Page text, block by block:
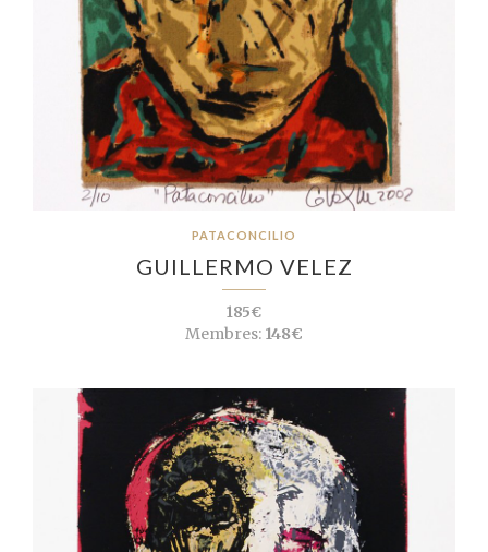
PATACONCILIO
GUILLERMO VELEZ
185€
Membres: 148€